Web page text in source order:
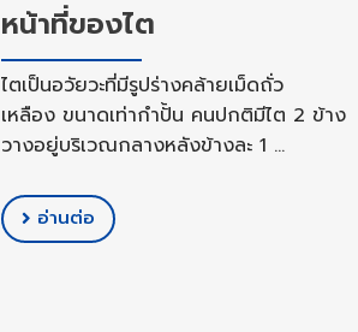
หน้าที่ของไต
ไตเป็นอวัยวะที่มีรูปร่างคล้ายเม็ดถั่ว
เหลือง ขนาดเท่ากำปั้น คนปกติมีไต 2 ข้าง
วางอยู่บริเวณกลางหลังข้างละ 1 …
อ่านต่อ